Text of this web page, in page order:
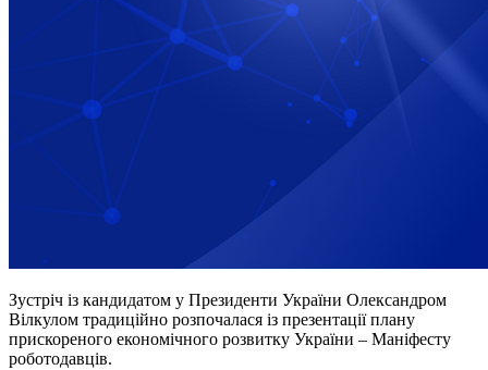
Зустріч із кандидатом у Президенти України Олександром
Вілкулом традиційно розпочалася із презентації плану
прискореного економічного розвитку України – Маніфесту
роботодавців.